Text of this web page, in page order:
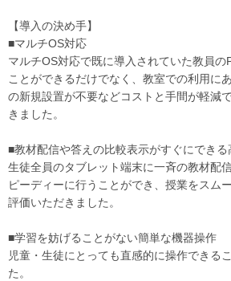
【導入の決め手】
■マルチOS対応
マルチOS対応で既に導入されていた教員の
ことができるだけでなく、教室での利用に
の新規設置が不要などコストと手間が軽減
きました。
■教材配信や答えの比較表示がすぐにでき
生徒全員のタブレット端末に一斉の教材配
ピーディーに行うことができ、授業をスム
評価いただきました。
■学習を妨げることがない簡単な機器操作
児童・生徒にとっても直感的に操作できる
た。